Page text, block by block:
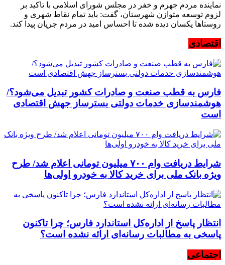
نماینده مردم جهرم و خفر در مجلس شورای اسلامی با تاکید بر
لزوم توسعه متوازن شهرستان، گفت: باید تمام نقاط شهری و
روستاها یکسان دیده شده تا احساس امید در مردم جریان پیدا کند.
اقتصادی
فارس به قطب صنعت و صادرات کشور تبدیل می‌شود؟/
هوشمندسازی خدمات دولتی بسترساز جهش اقتصادی
است
شرایط دریافت وام ۷۰۰ میلیون تومانی اعلام شد/ طرح
ویژه بانک ملی برای خرید کالا به خودرو اولی‌ها
انتظار پاسخ از اداره‌کل استاندارد فارس؛ چرا تاکنون
پاسخی به مطالبات رسانه‌ای ارائه نشده است؟
اجتماعی